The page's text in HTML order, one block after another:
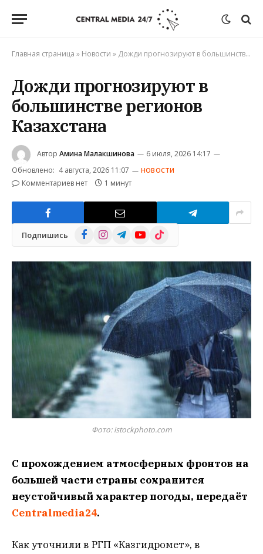
Главная страница » Новости » Дожди прогнозируют в большинстве регионов Казахстана
Дожди прогнозируют в
большинстве регионов
Казахстана
Автор Амина Малакшинова
6 июля, 2026 14:17
Обновлено: 4 августа, 2026 11:07 НОВОСТИ
Комментариев нет 1 минут
Подпишись FacebookInstagramTelegramYouTube
TikTok
Фото: istockphoto.com
С прохождением атмосферных фронтов на
большей части страны сохранится
неустойчивый характер погоды, передаёт
Centralmedia24.
Как уточнили в РГП «Казгидромет», в